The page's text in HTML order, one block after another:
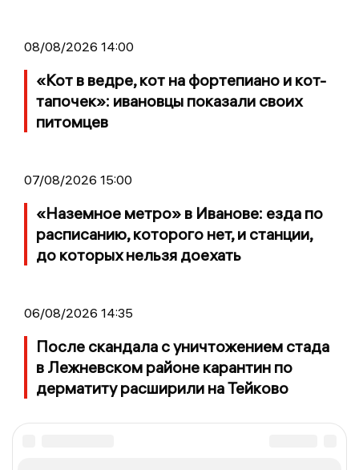
08/08/2026 14:00
«Кот в ведре, кот на фортепиано и кот-
тапочек»: ивановцы показали своих
питомцев
07/08/2026 15:00
«Наземное метро» в Иванове: езда по
расписанию, которого нет, и станции,
до которых нельзя доехать
06/08/2026 14:35
После скандала с уничтожением стада
в Лежневском районе карантин по
дерматиту расширили на Тейково